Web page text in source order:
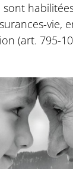
vie,
(art. 795-